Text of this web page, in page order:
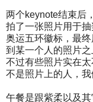
两个keynote结束后
拍了一张照片用于
奥运五环徽标，最
到某一个人的照片
不过有些照片实在
不是照片上的人，我
午餐是跟紫柔以及